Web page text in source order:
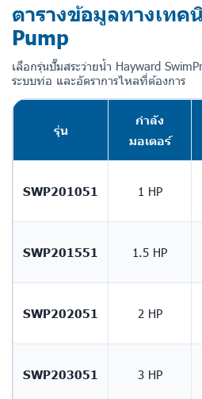
ตารางข้อมูลทางเท
Pump
เลือกรุ่นปั๊มสระว่ายน้ำ Hayward
ระบบท่อ และอัตราการไหลที่ต้องการ
รุ่น
กำลัง
มอเตอร์
SWP201051 1 HP
SWP201551 1.5 HP
SWP202051 2 HP
SWP203051 3 HP